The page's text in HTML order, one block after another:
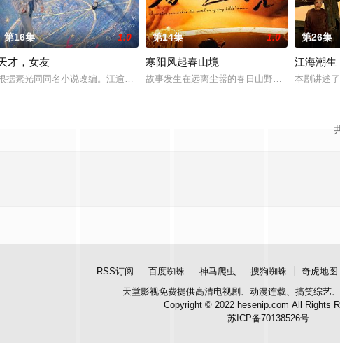
低调扎纸维生，却因一具流血的新娘纸人卷入了一场跨越
第16集 1.0
才，女友
据素光同同名小说改编。江逾白长大以后，林知夏忽然对他说：“江逾白，我喜欢你
第14集 1.0
寒阳风起春山境
故事发生在远离尘嚣的春日山野，两个孤独的
第26集
江海潮生
本剧讲述
RSS订阅 百度蜘蛛 神马爬虫 搜狗蜘蛛 奇虎地图
天堂影视免费提供高清电视剧、动漫连载、搞笑综艺
Copyright © 2022 hesenip.com All Rights
苏ICP备70138526号